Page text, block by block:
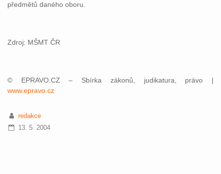
předmětů daného oboru.
Zdroj: MŠMT ČR
© EPRAVO.CZ – Sbírka zákonů, judikatura, právo |
www.epravo.cz
redakce
13. 5. 2004